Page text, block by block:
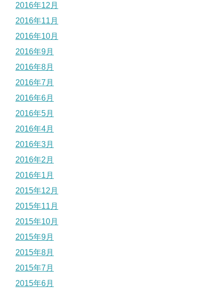
2016年12月
2016年11月
2016年10月
2016年9月
2016年8月
2016年7月
2016年6月
2016年5月
2016年4月
2016年3月
2016年2月
2016年1月
2015年12月
2015年11月
2015年10月
2015年9月
2015年8月
2015年7月
2015年6月